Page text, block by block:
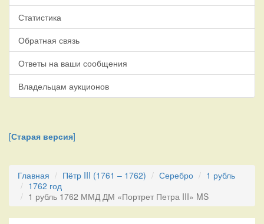
Статистика
Обратная связь
Ответы на ваши сообщения
Владельцам аукционов
[Старая версия]
Главная Пётр III (1761 – 1762) Серебро
1 рубль
1762 год
1 рубль 1762 ММД ДМ «Портрет Петра III» MS